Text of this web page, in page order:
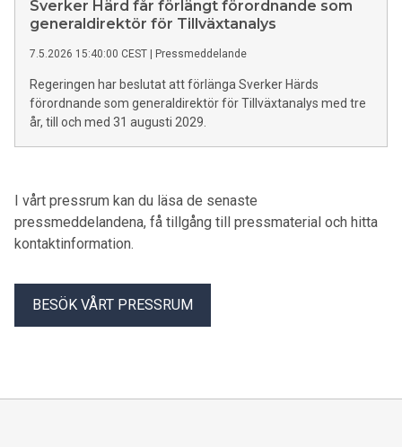
rapport från Tillväxtanalys där tio turismtäta kommuner har
Sverker Härd får förlängt förordnande som
generaldirektör för Tillväxtanalys
7.5.2026 15:40:00 CEST Pressmeddelande
Regeringen har beslutat att förlänga Sverker Härds
förordnande som generaldirektör för Tillväxtanalys med tre
år, till och med 31 augusti 2029.
I vårt pressrum kan du läsa de senaste
pressmeddelandena, få tillgång till pressmaterial och hitta
kontaktinformation.
BESÖK VÅRT PRESSRUM